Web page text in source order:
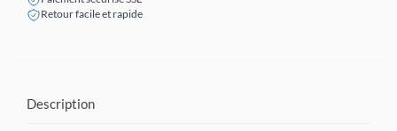
Retour facile et rapide
Description